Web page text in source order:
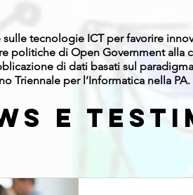
tecnologie ICT per favorire
politiche di Open Government alla
di dati basati sul
Triennale per l’Informatica nella PA.
E